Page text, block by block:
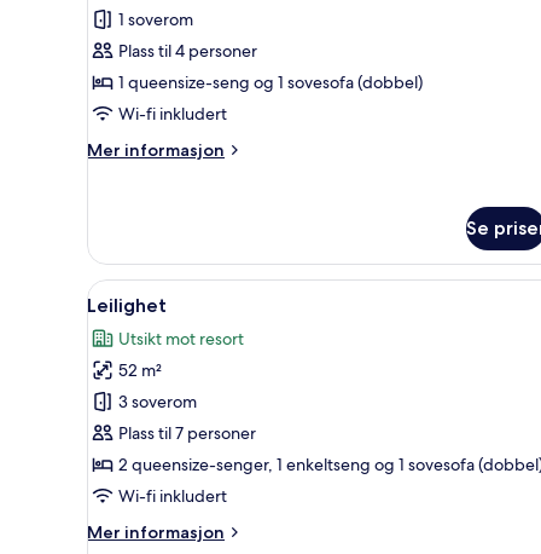
Leilighet
1 soverom
Plass til 4 personer
1 queensize-seng og 1 sovesofa (dobbel)
Wi-fi inkludert
Mer informasjon
Mer
Se
Åpne
alle
bildene
av
Leilighet
Leilighet | Skrivebord,
4
Leilighet
Utsikt mot resort
52 m²
3 soverom
Plass til 7 personer
2 queensize-senger, 1 enkeltseng og 1 sovesofa
Wi-fi inkludert
Mer informasjon
Mer